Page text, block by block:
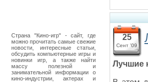
Страна "Кино-игр" - сайт, где
можно прочитать самые свежие
новости, интересные статьи,
обсудить компьютерные игры и
новинки игр, а также найти
массу полезной и
занимательной информации о
кино-индустрии, актерах и
25
Сент '09
Лучшие